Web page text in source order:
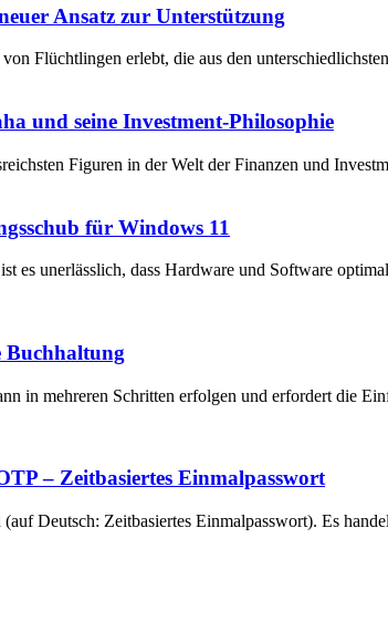
Ansatz zur Unterstützung
Flüchtlingen erlebt, die aus den
und seine Investment-Philosophie
Figuren in der Welt der Finanzen und
für Windows 11
es unerlässlich, dass Hardware und Software
Buchhaltung
in mehreren Schritten erfolgen und erfordert die
– Zeitbasiertes Einmalpasswort
Deutsch: Zeitbasiertes Einmalpasswort). Es